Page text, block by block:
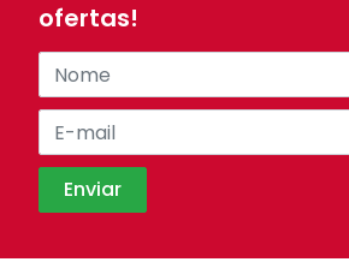
ofertas!